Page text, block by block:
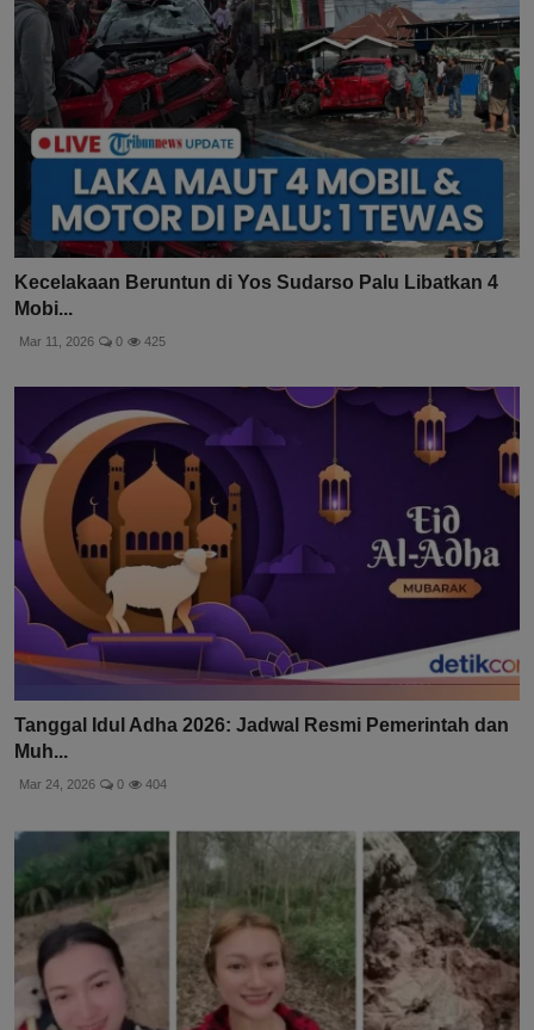
Kecelakaan Beruntun di Yos Sudarso Palu Libatkan 4
Mobi...
Mar 11, 2026 0 425
Tanggal Idul Adha 2026: Jadwal Resmi Pemerintah dan
Muh...
Mar 24, 2026 0 404